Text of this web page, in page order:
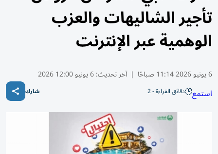
تأجير الشاليهات والعزب
الوهمية عبر الإنترنت
6 يونيو 2026 11:14 صباحًا | آخر تحديث:6 يونيو 12:00 2026
استمع دقائق القراءة - 2 شارك